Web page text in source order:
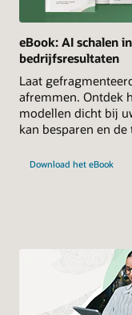
eBook: AI schalen
bedrijfsresultaten
Laat
afremmen. Ontdek
modellen dicht bij
kan besparen en
Download het eBook